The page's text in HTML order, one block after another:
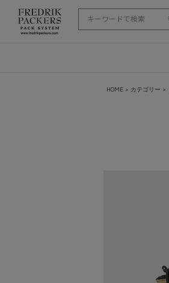
HOME > カテゴリー >